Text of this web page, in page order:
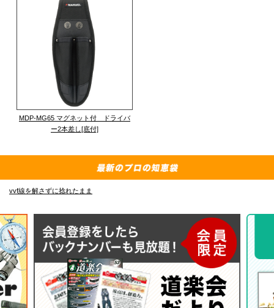
MDP-MG65 マグネット付 ドライバ
ー2本差し[底付]
vvf線を解さずに捻れたまま